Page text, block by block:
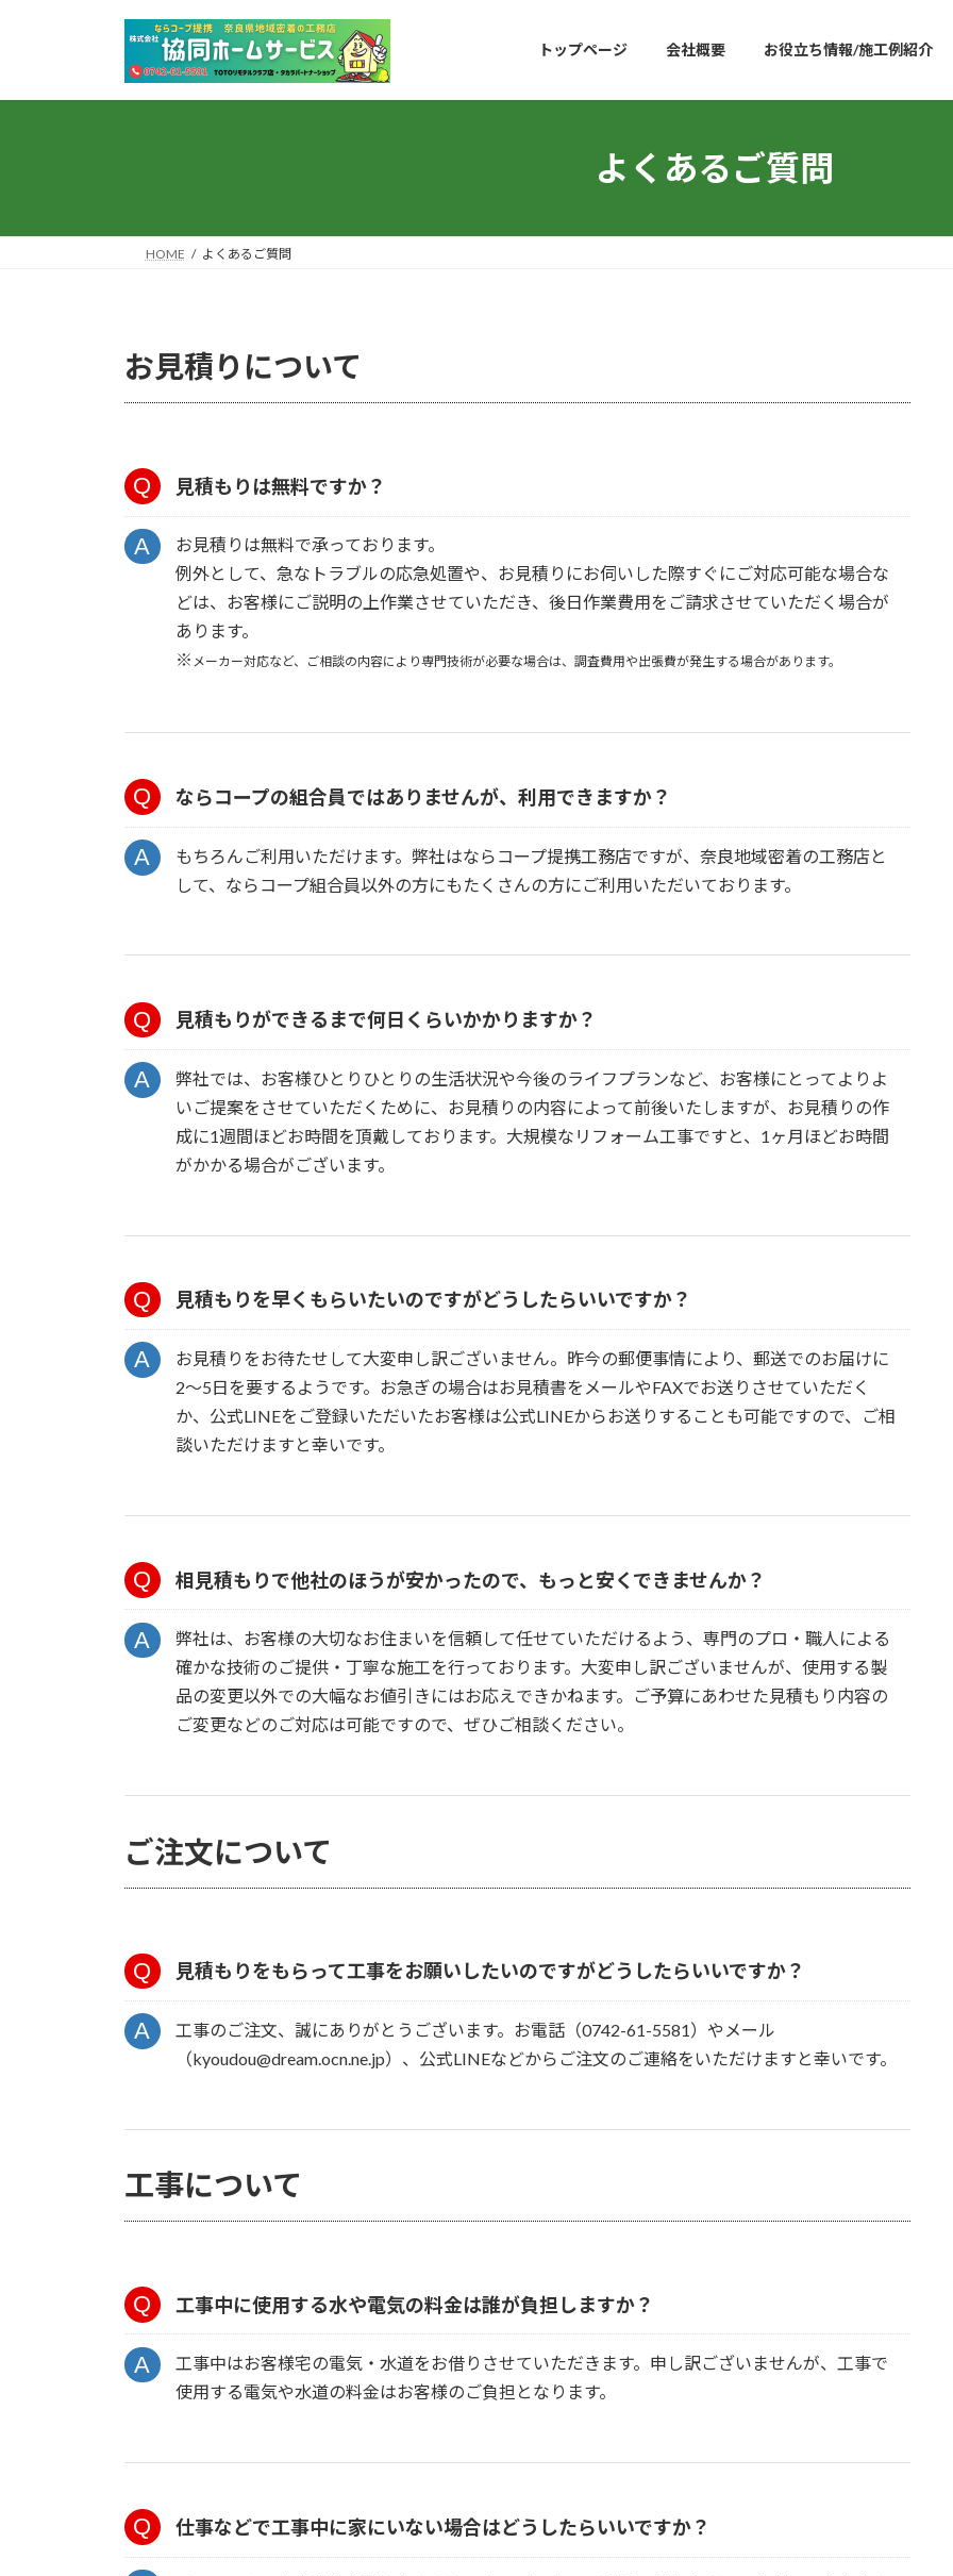
プ
動
トップページ 会社概要 お役立ち情報/施工例紹介
よくあるご質問
HOME よくあるご質問
お見積りについて
見積もりは無料ですか？
お見積りは無料で承っております。
例外として、急なトラブルの応急処置や、お見積りにお伺いした際すぐにご対応可能な場合な
どは、お客様にご説明の上作業させていただき、後日作業費用をご請求させていただく場合が
あります。
※ メーカー対応など、 ご相談の内容により専門技術が必要な場合は、調査費用や出張費が発生する場合があります。
ならコープの組合員ではありませんが、利用できますか？
もちろんご利用いただけます。弊社はならコープ提携工務店ですが、奈良地域密着の工務店と
して、ならコープ組合員以外の方にもたくさんの方にご利用いただいております。
見積もりができるまで何日くらいかかりますか？
弊社では、お客様ひとりひとりの生活状況や今後のライフプランなど、お客様にとってよりよ
いご提案をさせていただくために、お見積りの内容によって前後いたしますが、お見積りの作
成に1週間ほどお時間を頂戴しております。大規模なリフォーム工事ですと、1ヶ月ほどお時間
がかかる場合がございます。
見積もりを早くもらいたいのですがどうしたらいいですか？
お見積りをお待たせして大変申し訳ございません。昨今の郵便事情により、郵送でのお届けに
2～5日を要するようです。お急ぎの場合はお見積書をメールやFAXでお送りさせていただく
か、公式LINEをご登録いただいたお客様は公式LINEからお送りすることも可能ですので、ご相
談いただけますと幸いです。
相見積もりで他社のほうが安かったので、もっと安くできませんか？
弊社は、お客様の大切なお住まいを信頼して任せていただけるよう、専門のプロ・職人による
確かな技術のご提供・丁寧な施工を行っております。大変申し訳ございませんが、使用する製
品の変更以外での大幅なお値引きにはお応えできかねます。ご予算にあわせた見積もり内容の
ご変更などのご対応は可能ですので、ぜひご相談ください。
ご注文について
見積もりをもらって工事をお願いしたいのですがどうしたらいいですか？
工事のご注文、誠にありがとうございます。お電話（0742-61-5581）やメール
（kyoudou@dream.ocn.ne.jp）、公式LINEなどからご注文のご連絡をいただけますと幸いです。
工事について
工事中に使用する水や電気の料金は誰が負担しますか？
工事中はお客様宅の電気・水道をお借りさせていただきます。申し訳ございませんが、工事で
使用する電気や水道の料金はお客様のご負担となります。
仕事などで工事中に家にいない場合はどうしたらいいですか？